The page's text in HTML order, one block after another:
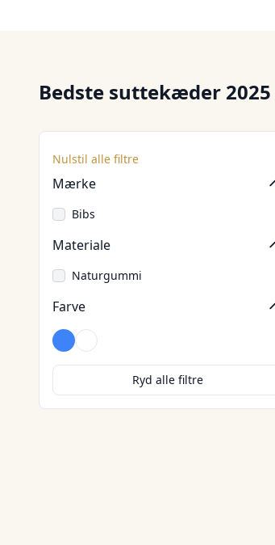
Bedste suttekæder 2025
Nulstil alle filtre
Mærke
Bibs
Materiale
Naturgummi
Farve
Blå Flerfarvet
Ryd alle filtre